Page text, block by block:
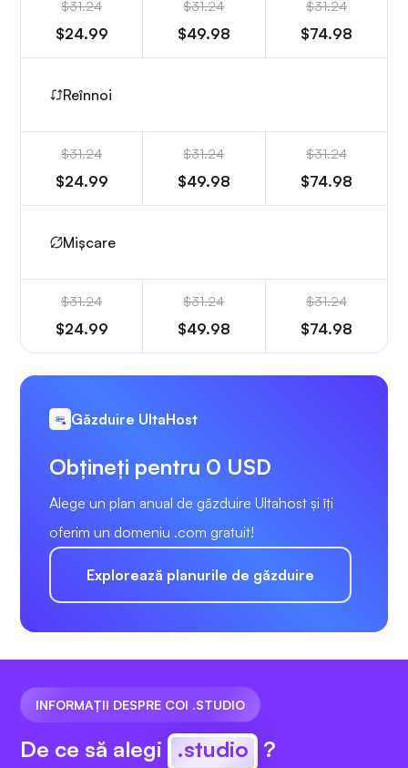
$31.24
$24.99
$31.24
$49.98
$31.24
$74.98
Reînnoi
$31.24
$24.99
$31.24
$49.98
$31.24
$74.98
Mișcare
$31.24
$24.99
$31.24
$49.98
$31.24
$74.98
Găzduire UltaHost
Obțineți pentru 0 USD
Alege un plan anual de găzduire Ultahost și îți
oferim un domeniu .com gratuit!
Explorează planurile de găzduire
INFORMAȚII DESPRE COI .STUDIO
De ce să alegi .studio ?